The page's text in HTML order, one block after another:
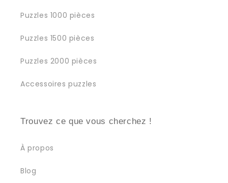
Puzzles 1000 pièces
Puzzles 1500 pièces
Puzzles 2000 pièces
Accessoires puzzles
Trouvez ce que vous cherchez !
À propos
Blog